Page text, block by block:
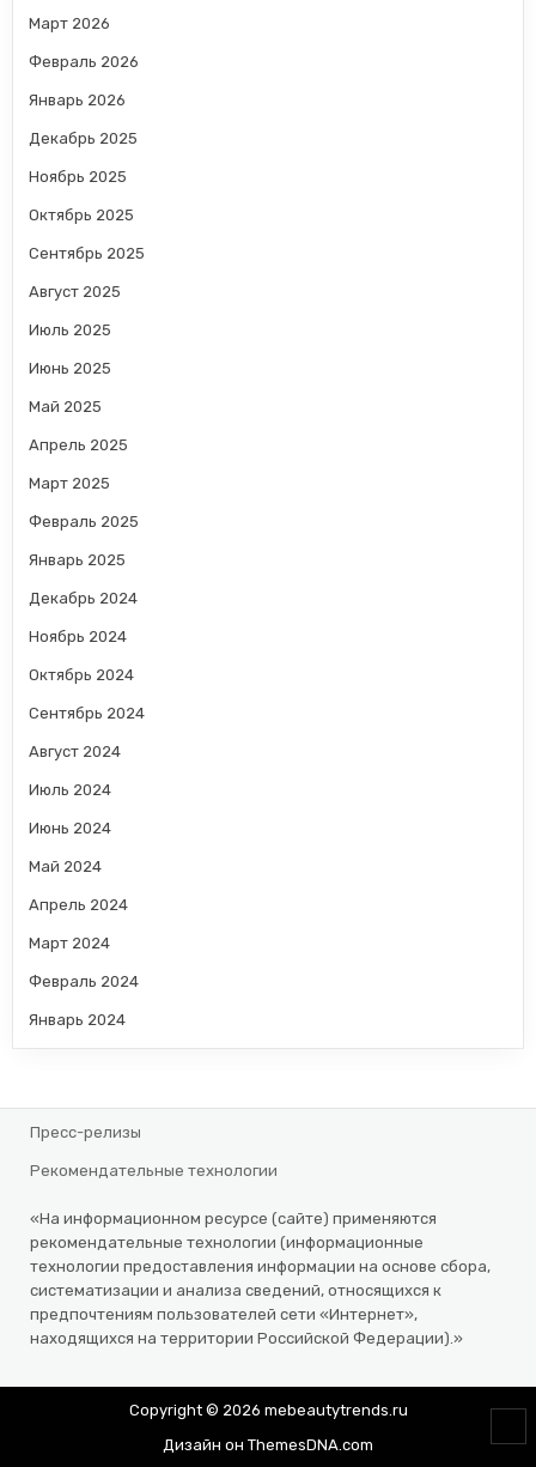
Март 2026
Февраль 2026
Январь 2026
Декабрь 2025
Ноябрь 2025
Октябрь 2025
Сентябрь 2025
Август 2025
Июль 2025
Июнь 2025
Май 2025
Апрель 2025
Март 2025
Февраль 2025
Январь 2025
Декабрь 2024
Ноябрь 2024
Октябрь 2024
Сентябрь 2024
Август 2024
Июль 2024
Июнь 2024
Май 2024
Апрель 2024
Март 2024
Февраль 2024
Январь 2024
Пресс-релизы
Рекомендательные технологии
«На информационном ресурсе (сайте) применяются
рекомендательные технологии (информационные
технологии предоставления информации на основе сбора,
систематизации и анализа сведений, относящихся к
предпочтениям пользователей сети «Интернет»,
находящихся на территории Российской Федерации).»
Copyright © 2026 mebeautytrends.ru
Дизайн он ThemesDNA.com